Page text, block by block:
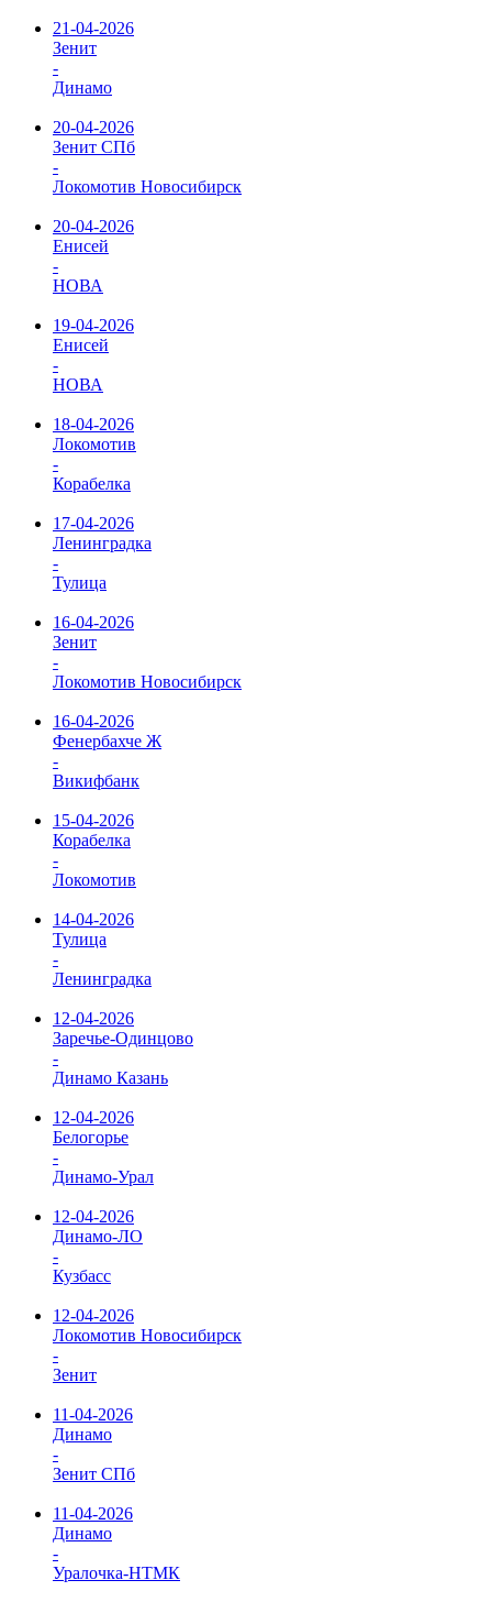
21-04-2026
Зенит
-
Динамо
20-04-2026
Зенит СПб
-
Локомотив Новосибирск
20-04-2026
Енисей
-
НОВА
19-04-2026
Енисей
-
НОВА
18-04-2026
Локомотив
-
Корабелка
17-04-2026
Ленинградка
-
Тулица
16-04-2026
Зенит
-
Локомотив Новосибирск
16-04-2026
Фенербахче Ж
-
Викифбанк
15-04-2026
Корабелка
-
Локомотив
14-04-2026
Тулица
-
Ленинградка
12-04-2026
Заречье-Одинцово
-
Динамо Казань
12-04-2026
Белогорье
-
Динамо-Урал
12-04-2026
Динамо-ЛО
-
Кузбасс
12-04-2026
Локомотив Новосибирск
-
Зенит
11-04-2026
Динамо
-
Зенит СПб
11-04-2026
Динамо
-
Уралочка-НТМК